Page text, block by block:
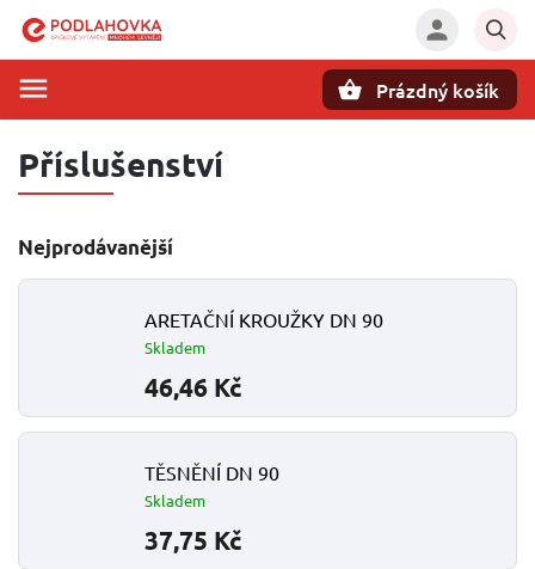
Prázdný košík
Příslušenství
Nejprodávanější
ARETAČNÍ KROUŽKY DN 90
Skladem
46,46 Kč
TĚSNĚNÍ DN 90
Skladem
37,75 Kč